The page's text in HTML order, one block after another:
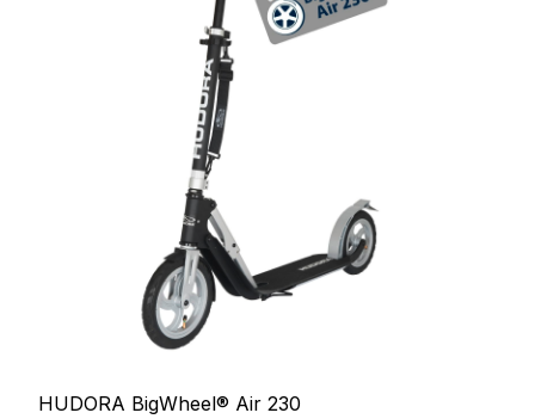
HUDORA BigWheel® Air 230